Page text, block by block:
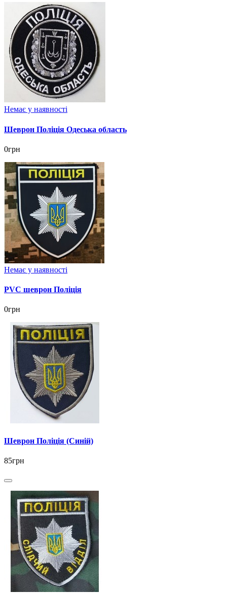
Немає у наявності
Шеврон Поліція Одеська область
0грн
Немає у наявності
PVC шеврон Поліція
0грн
Шеврон Поліція (Синій)
85грн